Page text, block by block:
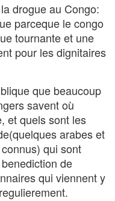
drogue au Congo:
parceque le congo
tournante et une
pour les dignitaires
que beaucoup
savent où
et quels sont les
arabes et
qui sont
de
qui viennent y